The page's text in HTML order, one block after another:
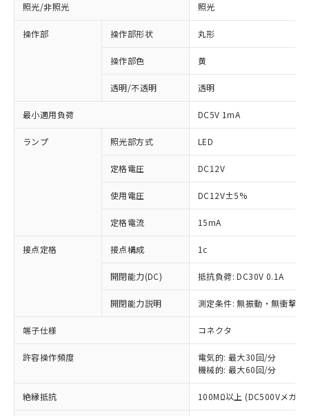
照光/非照光 照光
操作部 操作部形状 丸形
操作部色 黄
透明/不透明 透明
最小適用負荷 DC5V 1mA
ランプ 照光部方式 LED
定格電圧 DC12V
使用電圧 DC12V±5%
定格電流 15mA
接点定格 接点構成 1c
開閉能力(DC) 抵抗負荷: DC30V 0.1A
開閉能力説明 測定条件: 無振動・無衝撃
端子仕様 コネクタ
許容操作頻度
電気的: 最大30回/分
機械的: 最大60回/分
絶縁抵抗 100MΩ以上 (DC500Vメガ)
ご利用条件
対応済み：EU RoHS指令（10物質）の
非含有に対応した製品が提供可能な商品で
対応予定：EU RoHS指令（10物質）の非含
有に対応した製品に切り替える予定のある